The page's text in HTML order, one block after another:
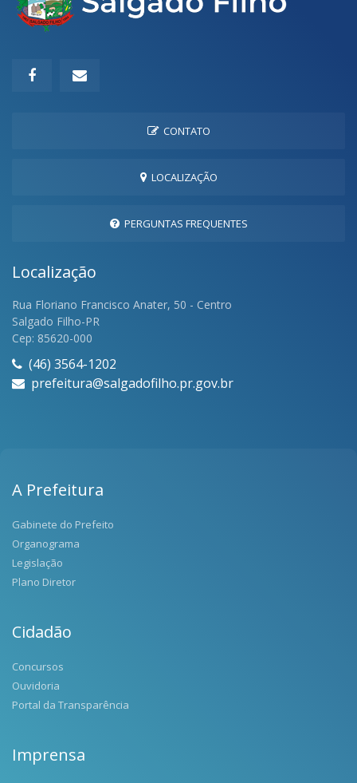
CONTATO
LOCALIZAÇÃO
PERGUNTAS FREQUENTES
Localização
Rua Floriano Francisco Anater, 50 - Centro
Salgado Filho-PR
Cep: 85620-000
(46) 3564-1202
prefeitura@salgadofilho.pr.gov.br
A Prefeitura
Gabinete do Prefeito
Organograma
Legislação
Plano Diretor
Cidadão
Concursos
Ouvidoria
Portal da Transparência
Imprensa